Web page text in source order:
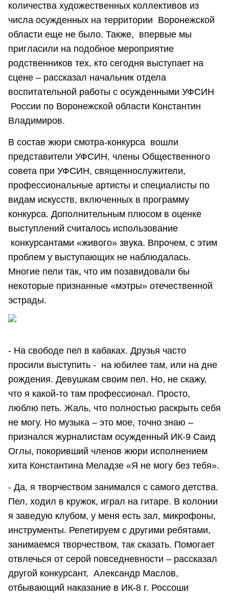
количества художественных коллективов из
числа осужденных на территории Воронежской
области еще не было. Также, впервые мы
пригласили на подобное мероприятие
родственников тех, кто сегодня выступает на
сцене – рассказал начальник отдела
воспитательной работы с осужденными УФСИН
России по Воронежской области Константин
Владимиров.
В состав жюри смотра-конкурса вошли
представители УФСИН, члены Общественного
совета при УФСИН, священнослужители,
профессиональные артисты и специалисты по
видам искусств, включенных в программу
конкурса. Дополнительным плюсом в оценке
выступлений считалось использование
конкурсантами «живого» звука. Впрочем, с этим
проблем у выступающих не наблюдалась.
Многие пели так, что им позавидовали бы
некоторые признанные «мэтры» отечественной
эстрады.
- На свободе пел в кабаках. Друзья часто
просили выступить - на юбилее там, или на дне
рождения. Девушкам своим пел. Но, не скажу,
что я какой-то там профессионал. Просто,
люблю петь. Жаль, что полностью раскрыть себя
не могу. Но музыка – это мое, точно знаю –
признался журналистам осужденный ИК-9 Саид
Оглы, покоривший членов жюри исполнением
хита Константина Меладзе «Я не могу без тебя».
- Да, я творчеством занимался с самого детства.
Пел, ходил в кружок, играл на гитаре. В колонии
я заведую клубом, у меня есть зал, микрофоны,
инструменты. Репетируем с другими ребятами,
занимаемся творчеством, так сказать. Помогает
отвлечься от серой повседневности – рассказал
другой конкурсант, Александр Маслов,
отбывающий наказание в ИК-8 г. Россоши